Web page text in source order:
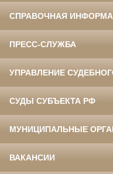
СПРАВОЧНАЯ
ПРЕСС-СЛУЖБА
УПРАВЛЕНИЕ
СУДЫ СУБЪЕКТА РФ
МУНИЦИПАЛЬНЫЕ
ВАКАНСИИ